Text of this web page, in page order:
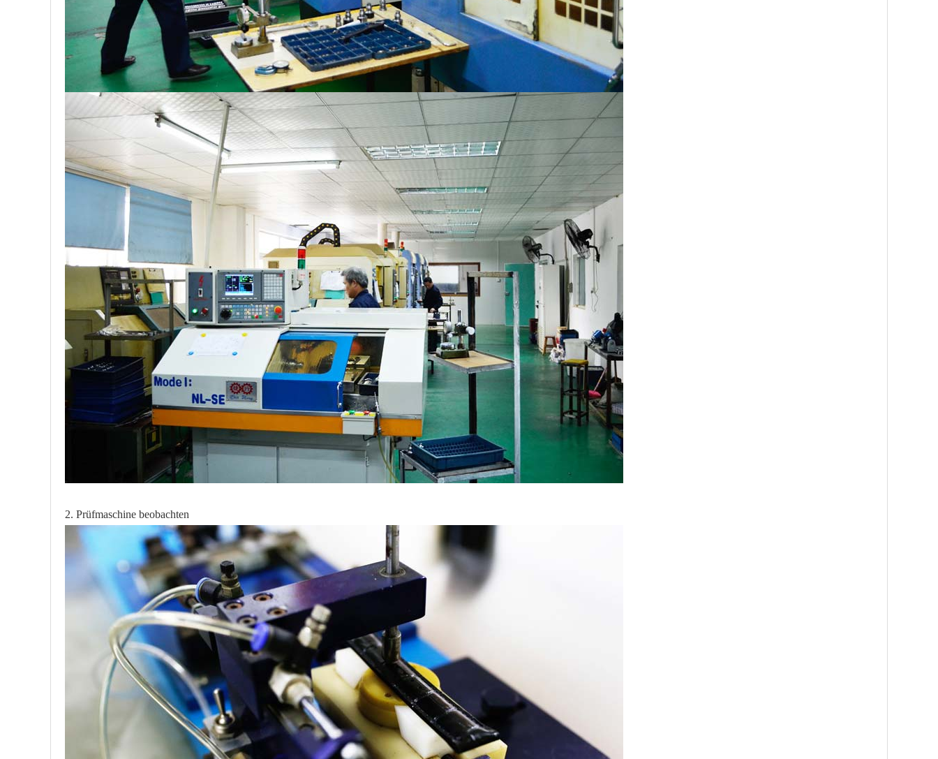
2. Prüfmaschine beobachten